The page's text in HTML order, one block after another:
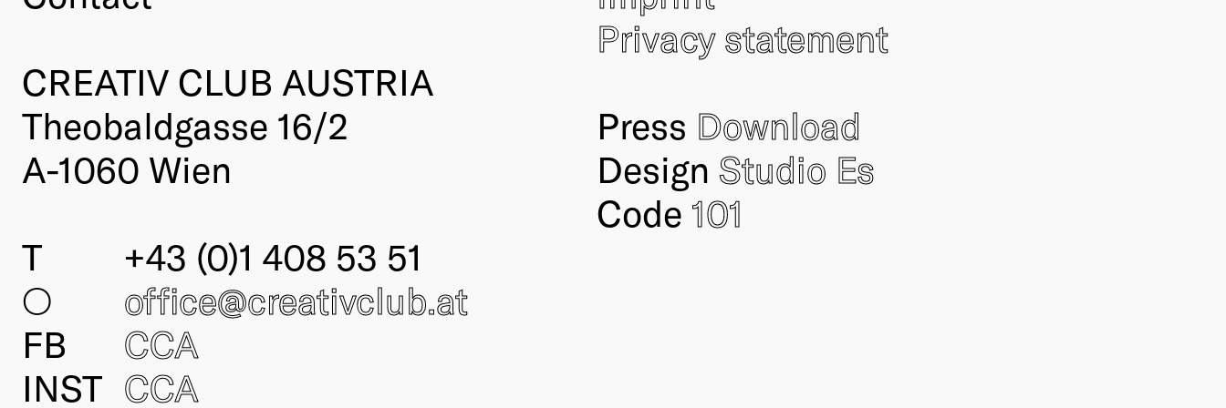
CREATIV CLUB AUSTRIA
Theobaldgasse 16/2
A-1060 Wien
T
+43 (0)1 408 53 51
○
office@creativclub.at
FB
CCA
INST CCA
Privacy statement
Press Download
Design Studio Es
Code 101